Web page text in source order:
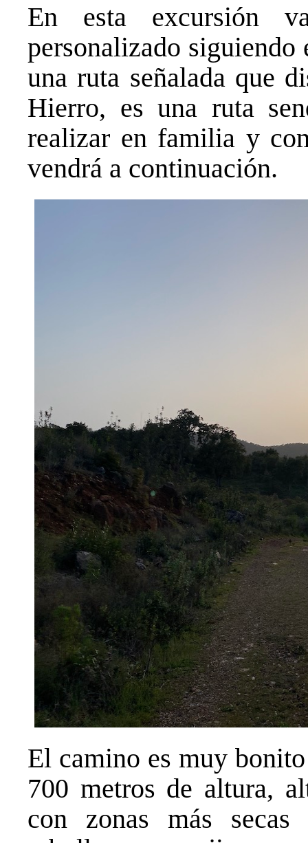
En esta excursión
personalizado
una ruta señalada que
Hierro, es una ruta
realizar en familia y
vendrá a continuación.
El camino es muy
700 metros de altura,
con zonas más